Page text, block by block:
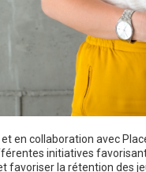
en collaboration avec
initiatives
favoriser la rétention des